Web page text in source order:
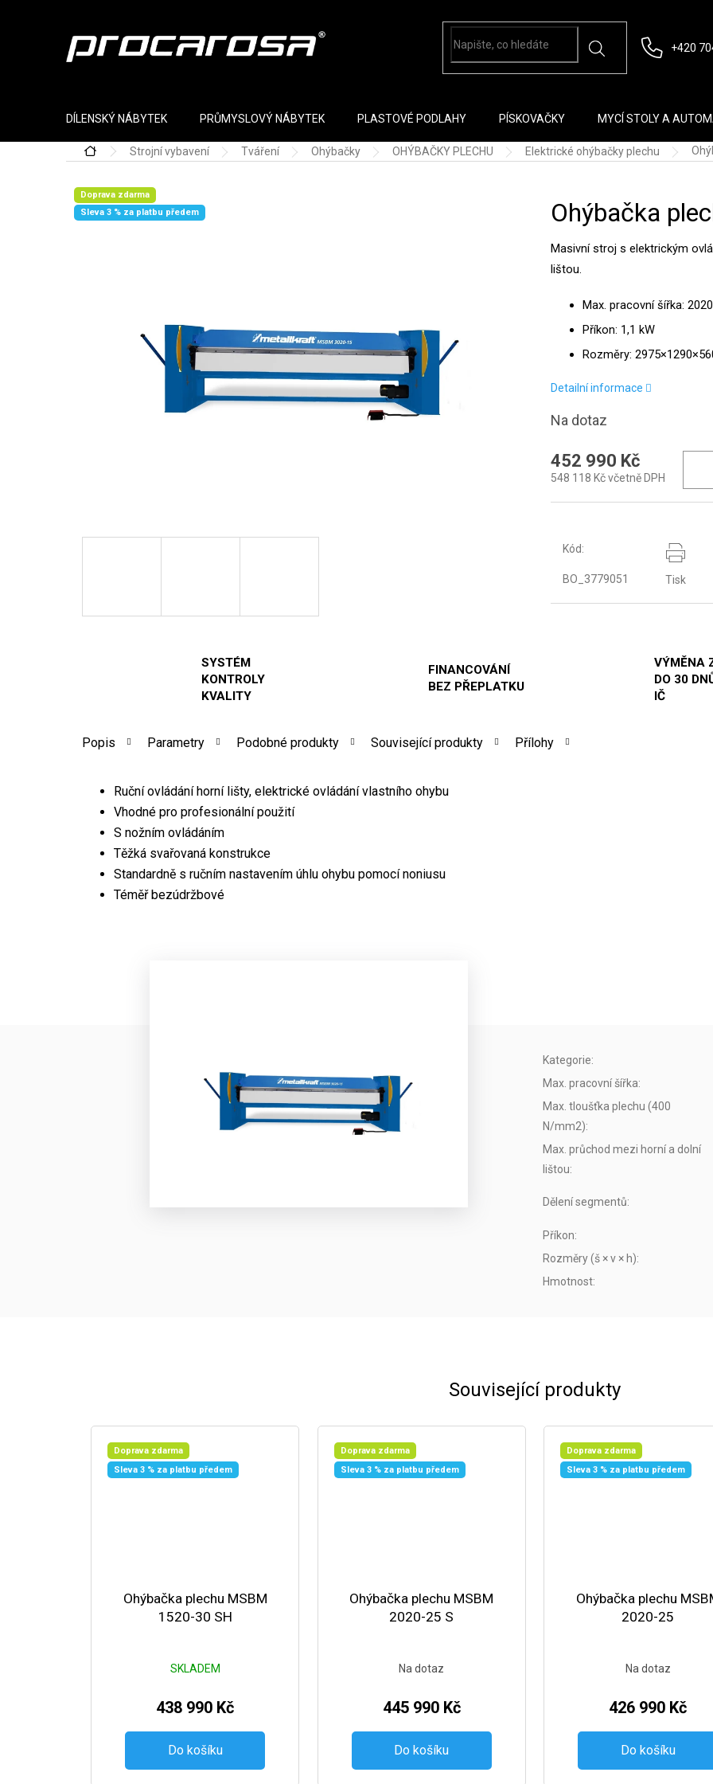
+420
DÍLENSKÝ NÁBYTEK PRŮMYSLOVÝ NÁBYTEK PLASTOVÉ PODLAHY PÍSKOVAČKY MYCÍ STOLY A
Domů Strojní vybavení Tváření Ohýbačky OHÝBAČKY PLECHU Elektrické ohýbačky plechu
Doprava zdarma
Sleva 3 % za platbu předem
Ohýbačka
Masivní stroj s elektrickým
lištou.
Max. pracovní šířka:
Příkon: 1,1 kW
Rozměry:
Detailní informace
Na dotaz
452 990 Kč
548 118 Kč včetně DPH
Kód:
BO_3779051 Tisk
SYSTÉM
KONTROLY
KVALITY
FINANCOVÁNÍ
BEZ PŘEPLATKU
VÝMĚNA
DO 30
IČ
Popis Parametry Podobné produkty Související produkty Přílohy
Ruční ovládání horní lišty, elektrické ovládání vlastního ohybu
Vhodné pro profesionální použití
S nožním ovládáním
Těžká svařovaná konstrukce
Standardně s ručním nastavením úhlu ohybu pomocí noniusu
Téměř bezúdržbové
Kategorie:
Max. pracovní šířka:
Max. tloušťka plechu (400
N/mm2):
Max. průchod mezi horní a dolní
lištou:
Dělení segmentů:
Příkon:
Rozměry (š × v × h):
Hmotnost:
Související produkty
Doprava zdarma
Sleva 3 % za platbu předem
Ohýbačka plechu MSBM
1520-30 SH
SKLADEM
438 990 Kč
Do košíku
Doprava zdarma
Sleva 3 % za platbu předem
Ohýbačka plechu MSBM
2020-25 S
Na dotaz
445 990 Kč
Do košíku
Doprava zdarma
Sleva 3 % za platbu předem
Ohýbačka plechu
2020-25
Na dotaz
426 990 Kč
Do košíku